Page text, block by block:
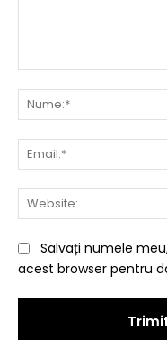
Salvați numele
acest browser pentru